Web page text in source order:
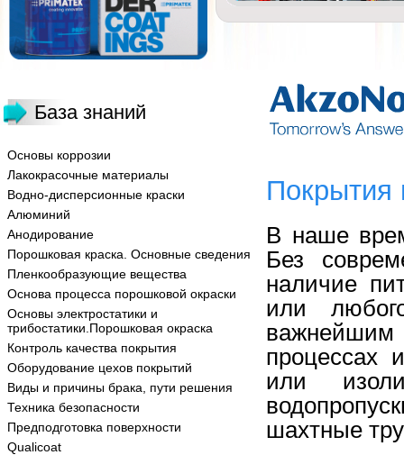
База знаний
Основы коррозии
Лакокрасочные материалы
Водно-дисперсионные краски
Алюминий
Анодирование
Порошковая краска. Основные сведения
Пленкообразующие вещества
Основа процесса порошковой окраски
Основы электростатики и
трибостатики.Порошковая окраска
Контроль качества покрытия
Оборудование цехов покрытий
Виды и причины брака, пути решения
Техника безопасности
Предподготовка поверхности
Qualicoat
Покрытия
В наше
Без
наличие
или
важнейшим
процессах
или
шахтные